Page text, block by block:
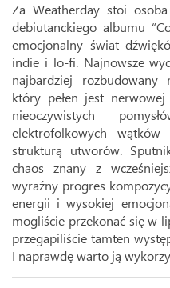
Za Weatherday stoi
debiutanckiego albumu
emocjonalny świat
indie i lo-fi. Najnowsze
najbardziej
który pełen jest
nieoczywistych
elektrofolkowych
strukturą utworów.
chaos znany z
wyraźny progres
energii i wysokiej
mogliście przekonać się w
przegapiliście tamten
I naprawdę warto ją